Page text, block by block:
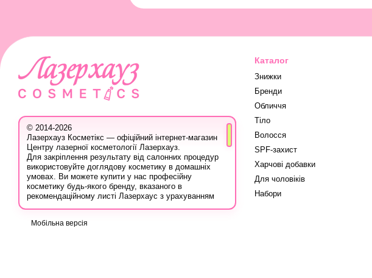
© 2014-2026
Лазерхауз Косметікс — офіційний інтернет-магазин
Центру лазерної косметології Лазерхауз.
Для закріплення результату від салонних процедур
використовуйте доглядову косметику в домашніх
умовах. Ви можете купити у нас професійну
косметику будь-якого бренду, вказаного в
рекомендаційному листі Лазерхаус з урахуванням
Лазер Хауз до косметолога, дерматолога,
Мобільна версія
Каталог
Знижки
Бренди
Обличчя
Тіло
Волосся
SPF-захист
Харчові добавки
Для чоловіків
Набори